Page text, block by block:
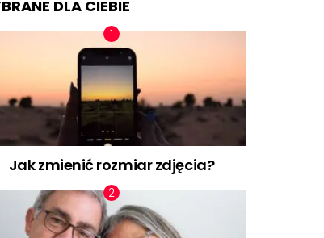
DLA CIEBIE
Jak zmienić rozmiar zdjęcia?